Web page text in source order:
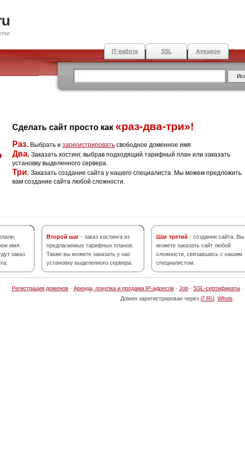
IT-работа SSL Аукцион
Сделать сайт просто как «раз-два-три»!
Раз. Выбрать и зарегистрировать свободное доменное имя.
Два. Заказать хостинг, выбрав подходящий тарифный план или заказать
установку выделенного сервера.
Три. Заказать создание сайта у нашего специалиста. Мы можем предложить
вам создание сайта любой сложности.
имя.
заказ
Второй шаг - заказ хостинга из
предлагаемых тарифных планов.
Также вы можете заказать у нас
установку выделенного сервера.
Шаг третий - создание сайта. Вы
можете заказать сайт любой
сложности, связавшись с нашим
специалистом.
Регистрация доменов· Аренда, покупка и продажа IP-адресов· Job· SSL-сертификаты·
Домен зарегистрирован через i7.RU Whois